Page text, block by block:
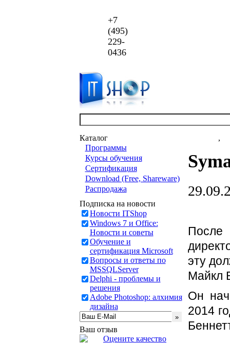
+7
(495)
229-
0436
Каталог
Программы
Курсы обучения
Сертификация
Download (Free, Shareware)
Распродажа
Подписка на новости
Новости ITShop
Windows 7 и Office:
Новости и советы
Обучение и
сертификация Microsoft
Вопросы и ответы по
MSSQLServer
Delphi - проблемы и
решения
Adobe Photoshop: алхимия
дизайна
Ваш отзыв
,
После
эту
Майкл
Он
2014